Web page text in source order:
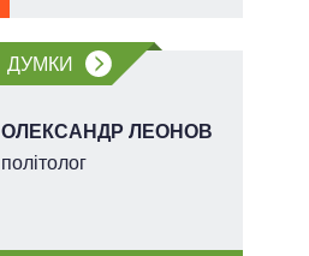
ДУМКИ
ОЛЕКСАНДР ЛЕОНОВ
політолог